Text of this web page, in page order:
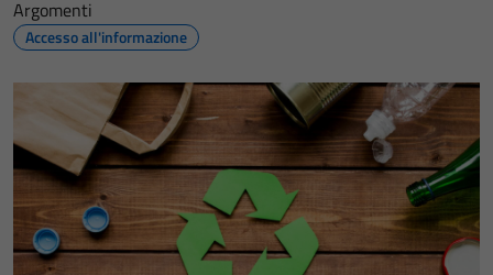
Argomenti
Accesso all'informazione